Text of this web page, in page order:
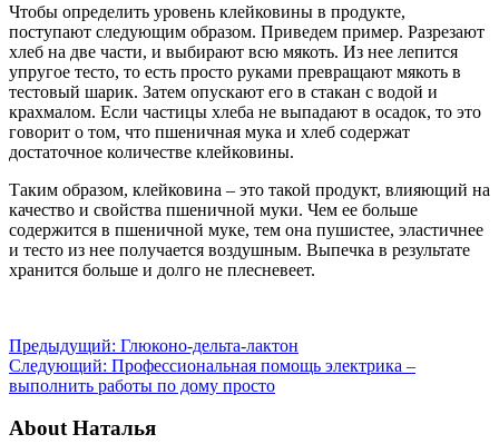
Чтобы определить уровень клейковины в продукте,
поступают следующим образом. Приведем пример. Разрезают
хлеб на две части, и выбирают всю мякоть. Из нее лепится
упругое тесто, то есть просто руками превращают мякоть в
тестовый шарик. Затем опускают его в стакан с водой и
крахмалом. Если частицы хлеба не выпадают в осадок, то это
говорит о том, что пшеничная мука и хлеб содержат
достаточное количестве клейковины.
Таким образом, клейковина – это такой продукт, влияющий на
качество и свойства пшеничной муки. Чем ее больше
содержится в пшеничной муке, тем она пушистее, эластичнее
и тесто из нее получается воздушным. Выпечка в результате
хранится больше и долго не плесневеет.
Предыдущий: Глюконо-дельта-лактон
Следующий: Профессиональная помощь электрика –
выполнить работы по дому просто
About Наталья